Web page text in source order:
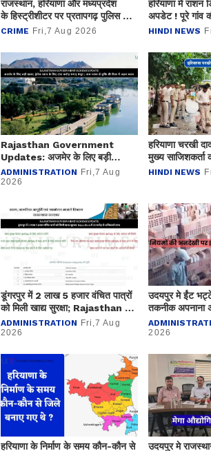
राजस्थान, हरियाणा और मध्यप्रदेश
के हिस्ट्रीशीटर पर प्रतापगढ़ पुलिस की
कार्यवाही: अवैध फार्म हाउस पर चला
CRIME Fri,7 Aug 2026
हरियाणा में राशन
अपडेट ! पूरे गांव
HINDI NEWS
Rajasthan Government
Updates: अजमेर के लिए बड़ी
खबर; ड्रेनेज प्लान के लिए 150 करोड़
रूपए मंजूर
ADMINISTRATION Fri,7 Aug
2026
हरियाणा चरखी
मुख्य
हथियार सहित दो
HINDI NEWS
डूंगरपुर में 2 लाख 5 हजार वंचित पात्रों
को मिली खाद्य सुरक्षा; Rajasthan में
01 करोड़ से अधिकको लाभ
ADMINISTRATION Fri,7 Aug
2026
उदयपुर मे ईंट
तकनीक अपनाना
नियंत्रण मण्डल
2026
हरियाणा के निर्माण के समय कौन-कौन से
उदयपुर मे